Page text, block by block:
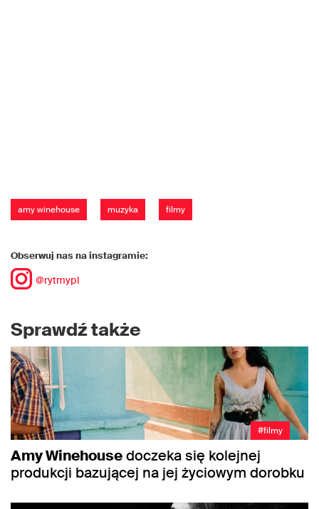
amy winehouse muzyka filmy
Obserwuj nas na instagramie:
@rytmypl
Sprawdź także
#filmy
Amy Winehousedoczeka się kolejnej
produkcji bazującej na jej życiowym dorobku